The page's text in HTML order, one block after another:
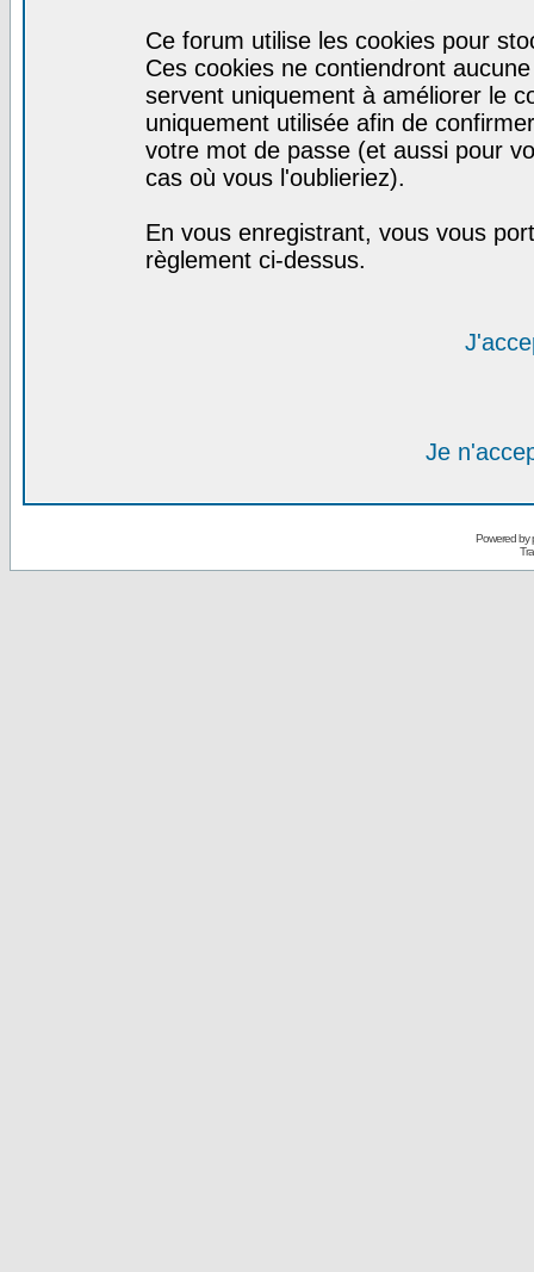
Ce forum utilise les cookies pour
Ces cookies ne contiendront
servent uniquement à améliorer le
uniquement utilisée afin de
votre mot de passe (et aussi pour
cas où vous l'oublieriez).
En vous enregistrant, vous vous
règlement ci-dessus.
Je
Powered by